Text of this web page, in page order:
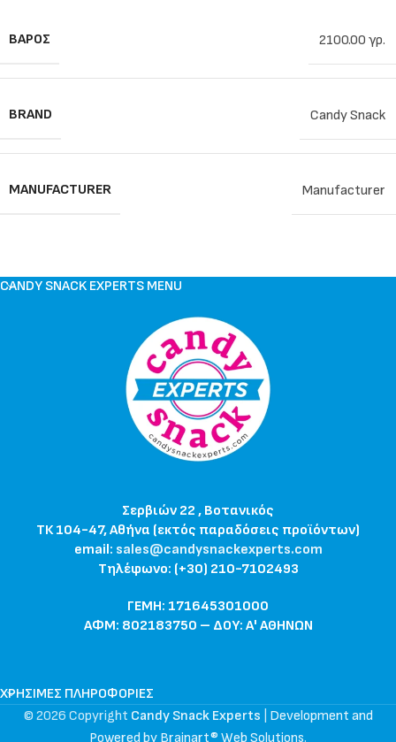
ΒΆΡΟΣ 2100.00 γρ.
BRAND Candy Snack
MANUFACTURER Manufacturer
CANDY SNACK EXPERTS MENU
Σερβιών 22 , Βοτανικός
ΤΚ 104-47, Αθήνα (εκτός παραδόσεις προϊόντων)
email: sales@candysnackexperts.com
Τηλέφωνο: (+30) 210-7102493
ΓΕΜΗ: 171645301000
ΑΦΜ: 802183750 – ΔΟΥ: Α' ΑΘΗΝΩΝ
ΧΡΉΣΙΜΕΣ ΠΛΗΡΟΦΟΡΊΕΣ
© 2026 Copyright Candy Snack Experts
Development and
Powered by Brainart® Web Solutions.